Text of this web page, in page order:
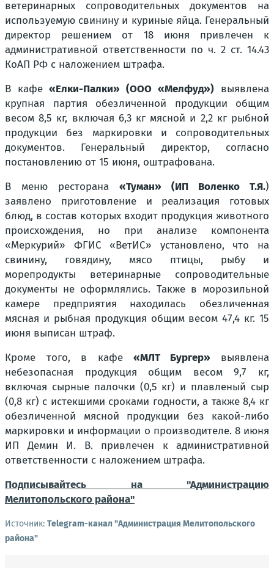
ветеринарных сопроводительных документов на
используемую свинину и куриные яйца. Генеральный
директор решением от 18 июня привлечен к
административной ответственности по ч. 2 ст. 14.43
КоАП РФ с наложением штрафа.
В кафе «Елки-Палки» (ООО «Мелфуд») выявлена
крупная партия обезличенной продукции общим
весом 8,5 кг, включая 6,3 кг мясной и 2,2 кг рыбной
продукции без маркировки и сопроводительных
документов. Генеральный директор, согласно
постановлению от 15 июня, оштрафована.
В меню ресторана «Туман» (ИП Воленко Т.Я.)
заявлено приготовление и реализация готовых
блюд, в состав которых входит продукция животного
происхождения, но при анализе компонента
«Меркурий» ФГИС «ВетИС» установлено, что на
свинину, говядину, мясо птицы, рыбу и
морепродукты ветеринарные сопроводительные
документы не оформлялись. Также в морозильной
камере предприятия находилась обезличенная
мясная и рыбная продукция общим весом 47,4 кг. 15
июня выписан штраф.
Кроме того, в кафе «МЛТ Бургер» выявлена
небезопасная продукция общим весом 9,7 кг,
включая сырные палочки (0,5 кг) и плавленый сыр
(0,8 кг) с истекшими сроками годности, а также 8,4 кг
обезличенной мясной продукции без какой-либо
маркировки и информации о производителе. 8 июня
ИП Демин И. В. привлечен к административной
ответственности с наложением штрафа.
Подписывайтесь на "Администрацию
Мелитопольского района"
Источник: Telegram-канал "Администрация Мелитопольского
района"